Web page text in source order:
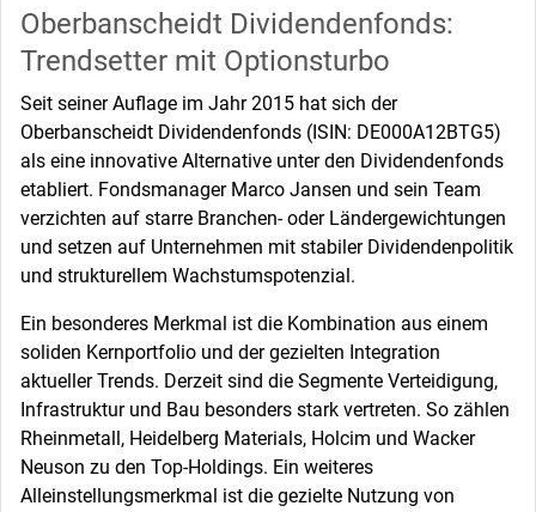
Oberbanscheidt Dividendenfonds:
Trendsetter mit Optionsturbo
Seit seiner Auflage im Jahr 2015 hat sich der
Oberbanscheidt Dividendenfonds (ISIN: DE000A12BTG5)
als eine innovative Alternative unter den Dividendenfonds
etabliert. Fondsmanager Marco Jansen und sein Team
verzichten auf starre Branchen- oder Ländergewichtungen
und setzen auf Unternehmen mit stabiler Dividendenpolitik
und strukturellem Wachstumspotenzial.
Ein besonderes Merkmal ist die Kombination aus einem
soliden Kernportfolio und der gezielten Integration
aktueller Trends. Derzeit sind die Segmente Verteidigung,
Infrastruktur und Bau besonders stark vertreten. So zählen
Rheinmetall, Heidelberg Materials, Holcim und Wacker
Neuson zu den Top-Holdings. Ein weiteres
Alleinstellungsmerkmal ist die gezielte Nutzung von